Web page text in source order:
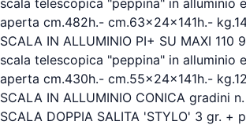
scala telescopica "peppina" in alluminio
aperta cm.482h.- cm.63x24x141h.-
SCALA IN ALLUMINIO PI+ SU MAXI 110
scala telescopica "peppina" in alluminio
aperta cm.430h.- cm.55x24x141h.- kg.12
SCALA IN ALLUMINIO CONICA gradini
SCALA DOPPIA SALITA 'STYLO' 3 gr. +